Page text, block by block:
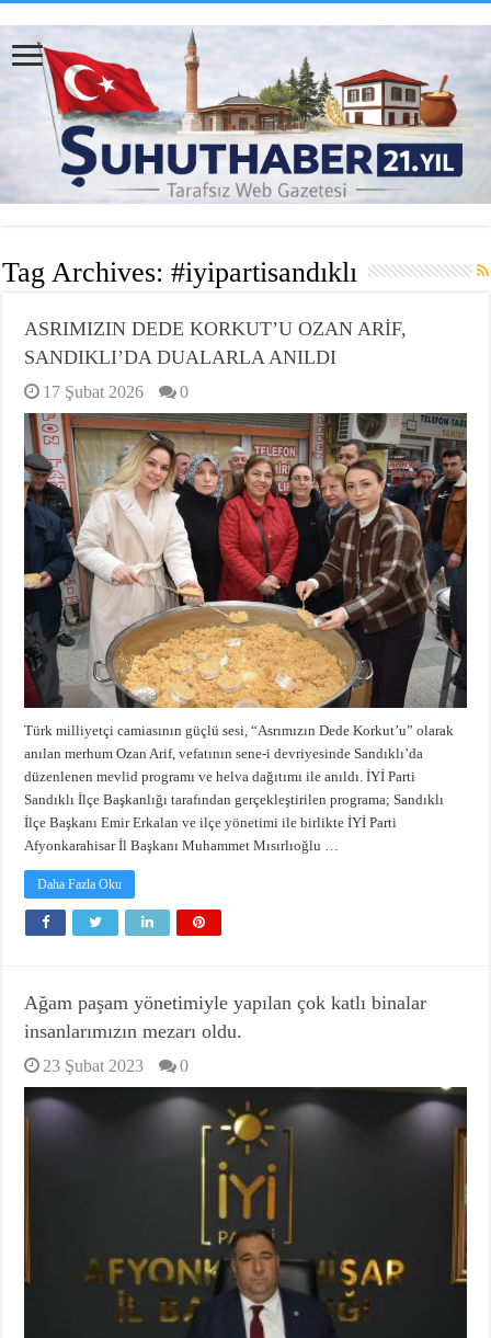
Tag Archives:#iyipartisandıklı
ASRIMIZIN DEDE KORKUT’U OZAN ARİF,
SANDIKLI’DA DUALARLA ANILDI
17 Şubat 2026 0
Türk milliyetçi camiasının güçlü sesi, “Asrımızın Dede Korkut’u” olarak
anılan merhum Ozan Arif, vefatının sene-i devriyesinde Sandıklı’da
düzenlenen mevlid programı ve helva dağıtımı ile anıldı. İYİ Parti
Sandıklı İlçe Başkanlığı tarafından gerçekleştirilen programa; Sandıklı
İlçe Başkanı Emir Erkalan ve ilçe yönetimi ile birlikte İYİ Parti
Afyonkarahisar İl Başkanı Muhammet Mısırlıoğlu …
Daha Fazla Oku
Ağam paşam yönetimiyle yapılan çok katlı binalar
insanlarımızın mezarı oldu.
23 Şubat 2023 0